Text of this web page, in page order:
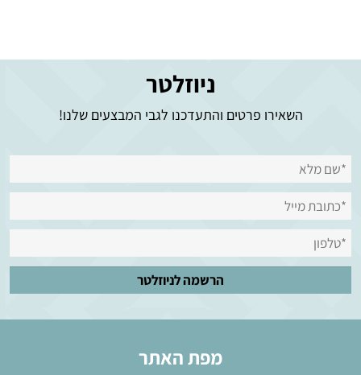
ניוזלטר
השאירו פרטים והתעדכנו לגבי המבצעים שלנו!
מפת האתר